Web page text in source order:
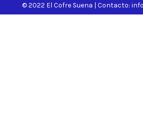
© 2022 El Cofre Suena | Contacto: